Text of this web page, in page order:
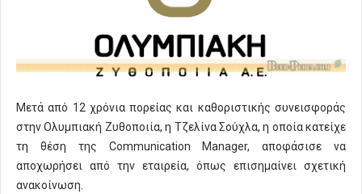
Μετά από 12 χρόνια πορείας και καθοριστικής συνεισφοράς
στην Ολυμπιακή Ζυθοποιία, η Τζελίνα Σούχλα, η οποία κατείχε
τη θέση της Communication Manager, αποφάσισε να
αποχωρήσει από την εταιρεία, όπως επισημαίνει σχετική
ανακοίνωση.